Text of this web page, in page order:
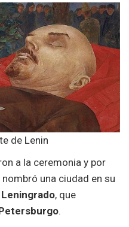
de Lenin
a la ceremonia y por
una ciudad en su
Leningrado, que
.